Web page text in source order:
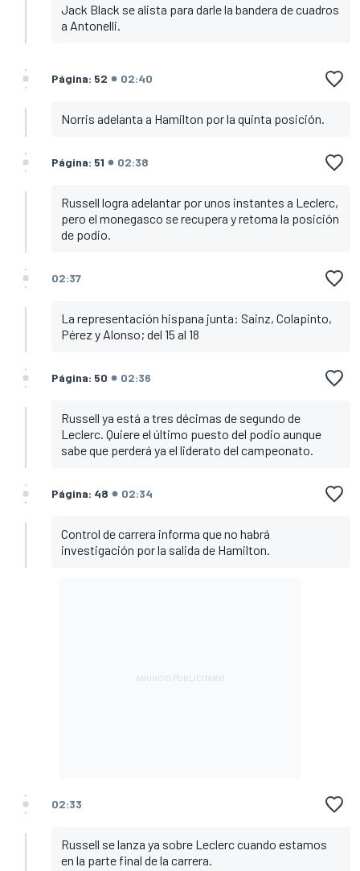
Jack Black se alista para darle la bandera de cuadros
a Antonelli.
Página: 52 02:40
Norris adelanta a Hamilton por la quinta posición.
Página: 51 02:38
Russell logra adelantar por unos instantes a Leclerc,
pero el monegasco se recupera y retoma la posición
de podio.
02:37
La representación hispana junta: Sainz, Colapinto,
Pérez y Alonso; del 15 al 18
Página: 50 02:36
Russell ya está a tres décimas de segundo de
Leclerc. Quiere el último puesto del podio aunque
sabe que perderá ya el liderato del campeonato.
Página: 48 02:34
Control de carrera informa que no habrá
investigación por la salida de Hamilton.
02:33
Russell se lanza ya sobre Leclerc cuando estamos
en la parte final de la carrera.